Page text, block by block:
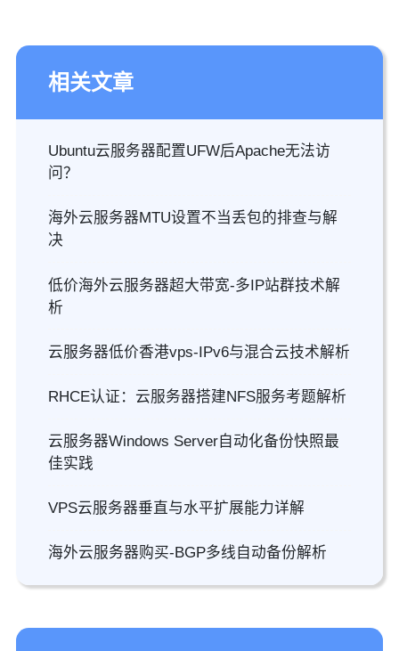
相关文章
Ubuntu云服务器配置UFW后Apache无法访
问？
海外云服务器MTU设置不当丢包的排查与解
决
低价海外云服务器超大带宽-多IP站群技术解
析
云服务器低价香港vps-IPv6与混合云技术解析
RHCE认证：云服务器搭建NFS服务考题解析
云服务器Windows Server自动化备份快照最
佳实践
VPS云服务器垂直与水平扩展能力详解
海外云服务器购买-BGP多线自动备份解析